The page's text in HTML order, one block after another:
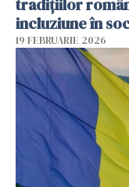
tradițiilor
incluziune în
19 FEBRUARIE 2026